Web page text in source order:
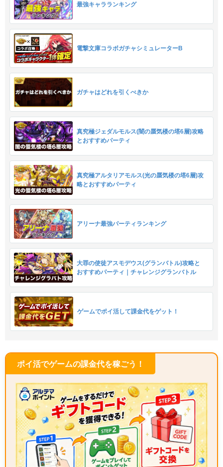
最強キャラランキング
電撃文庫コラボガチャシミュレーターB
ガチャはどれを引くべきか
真究極ジェダルモルス(闇の蜃気楼の塔6層)攻略
とおすすめパーティ
真究極アルタリアモルス(光の蜃気楼の塔6層)攻
略とおすすめパーティ
アリーナ最強パーティランキング
大罪の使徒アスモデウス(グランバトル)攻略と
おすすめパーティ｜チャレンジグランバトル
ゲームでポイ活して課金代をゲット！
ポイ活でゲームの課金代を稼ごう！